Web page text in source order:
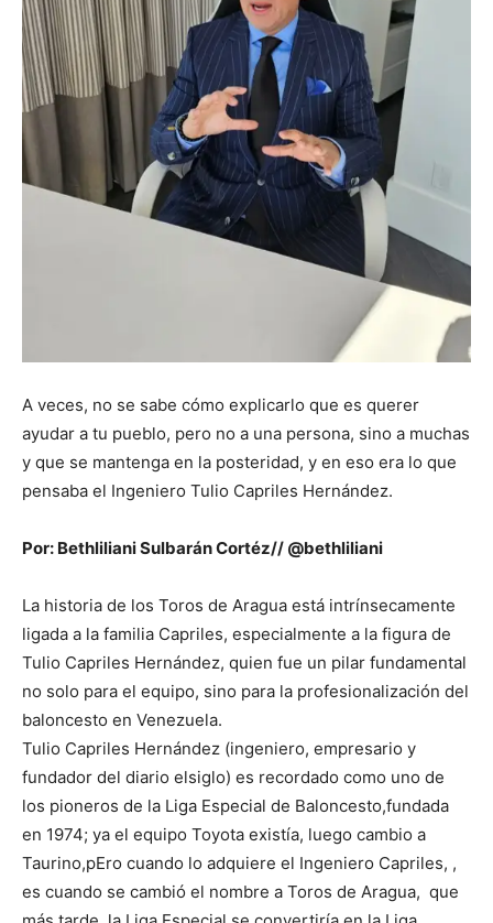
A veces, no se sabe cómo explicarlo que es querer
ayudar a tu pueblo, pero no a una persona, sino a muchas
y que se mantenga en la posteridad, y en eso era lo que
pensaba el Ingeniero Tulio Capriles Hernández.
Por: Bethliliani Sulbarán Cortéz// @bethliliani
La historia de los Toros de Aragua está intrínsecamente
ligada a la familia Capriles, especialmente a la figura de
Tulio Capriles Hernández, quien fue un pilar fundamental
no solo para el equipo, sino para la profesionalización del
baloncesto en Venezuela.
Tulio Capriles Hernández (ingeniero, empresario y
fundador del diario elsiglo) es recordado como uno de
los pioneros de la Liga Especial de Baloncesto,fundada
en 1974; ya el equipo Toyota existía, luego cambio a
Taurino,pEro cuando lo adquiere el Ingeniero Capriles, ,
es cuando se cambió el nombre a Toros de Aragua, que